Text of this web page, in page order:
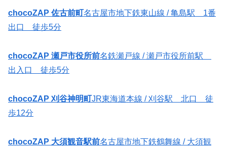
chocoZAP 佐古前町名古屋市地下鉄東山線 / 亀島駅 1番
出口 徒歩5分
chocoZAP 瀬戸市役所前名鉄瀬戸線 / 瀬戸市役所前駅
出入口 徒歩5分
chocoZAP 刈谷神明町JR東海道本線 / 刈谷駅 北口 徒
歩12分
chocoZAP 大須観音駅前名古屋市地下鉄鶴舞線 / 大須観